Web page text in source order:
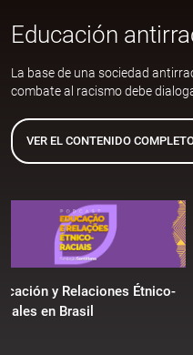
Educación
La base de una sociedad
combate al racismo debe
VER EL CONTENIDO
y Relaciones Étnico-
en Brasil